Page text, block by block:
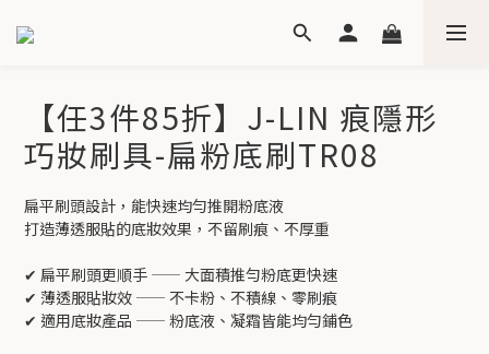
【任3件85折】J-LIN 痕隱形
巧妝刷具-扁粉底刷TR08
扁平刷頭設計，能快速均勻推開粉底液
打造薄透服貼的底妝效果，不留刷痕、不厚重
✔ 扁平刷頭更順手 —— 大面積推勻粉底更快速
✔ 薄透服貼妝效 —— 不卡粉、不積線、零刷痕
✔ 適用底妝產品 —— 粉底液、凝霜皆能均勻鋪色